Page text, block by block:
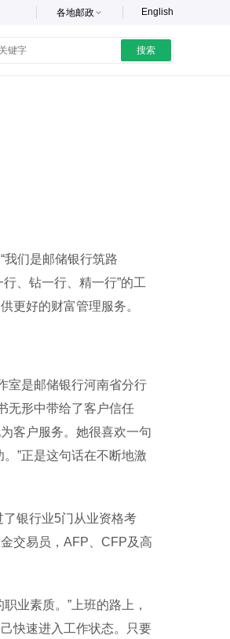
English
各地邮政
搜索
们是邮储银行筑路
、钻一行、精一行”的工
更好的财富管理服务。
室是邮储银行河南省分行
无形中带给了客户信任
客户服务。她很喜欢一句
”正是这句话在不断地激
银行业5门从业资格考
交易员，AFP、CFP及高
业素质。”上班的路上，
快速进入工作状态。只要